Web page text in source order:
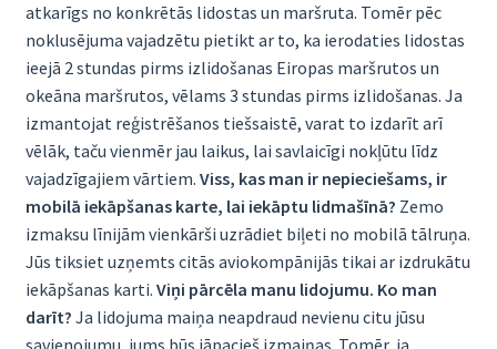
atkarīgs no konkrētās lidostas un maršruta. Tomēr pēc
noklusējuma vajadzētu pietikt ar to, ka ierodaties lidostas
ieejā 2 stundas pirms izlidošanas Eiropas maršrutos un
okeāna maršrutos, vēlams 3 stundas pirms izlidošanas. Ja
izmantojat reģistrēšanos tiešsaistē, varat to izdarīt arī
vēlāk, taču vienmēr jau laikus, lai savlaicīgi nokļūtu līdz
vajadzīgajiem vārtiem. Viss, kas man ir nepieciešams, ir
mobilā iekāpšanas karte, lai iekāptu lidmašīnā? Zemo
izmaksu līnijām vienkārši uzrādiet biļeti no mobilā tālruņa.
Jūs tiksiet uzņemts citās aviokompānijās tikai ar izdrukātu
iekāpšanas karti. Viņi pārcēla manu lidojumu. Ko man
darīt? Ja lidojuma maiņa neapdraud nevienu citu jūsu